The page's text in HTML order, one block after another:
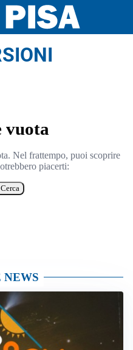
vuota
Nel frattempo, puoi scoprire
piacerti:
Cerca